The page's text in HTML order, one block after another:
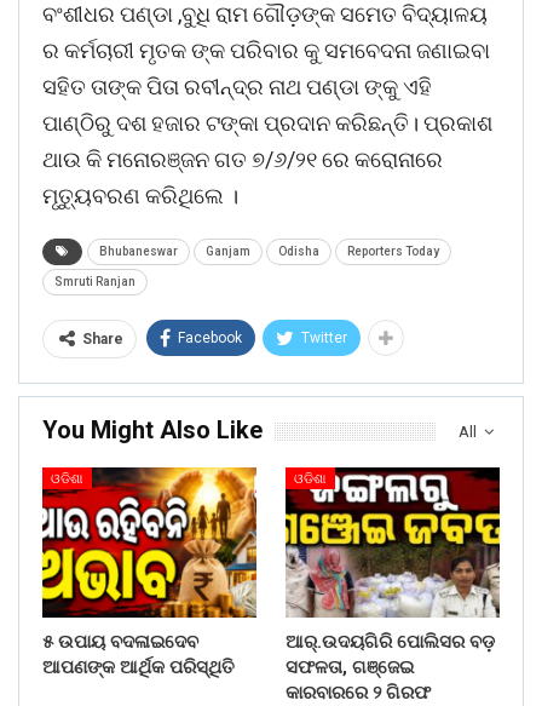
ବଂଶୀଧର ପଣ୍ଡା ,ବୁଧି ରାମ ଗୌଡ଼ଙ୍କ ସମେତ ବିଦ୍ୟାଳୟ
ର କର୍ମଚାରୀ ମୃତକ ଙ୍କ ପରିବାର କୁ ସମବେଦନା ଜଣାଇବା
ସହିତ ତାଙ୍କ ପିତା ରବୀନ୍ଦ୍ର ନାଥ ପଣ୍ଡା ଙ୍କୁ ଏହି
ପାଣ୍ଠିରୁ ଦଶ ହଜାର ଟଙ୍କା ପ୍ରଦାନ କରିଛନ୍ତି। ପ୍ରକାଶ
ଥାଉ କି ମନୋରଞ୍ଜନ ଗତ ୭/୬/୨୧ ରେ କରୋନାରେ
ମୃତ୍ୟୁବରଣ କରିଥିଲେ ।
Bhubaneswar Ganjam Odisha Reporters Today
Smruti Ranjan
Share Facebook Twitter
All
You Might Also Like
ଓଡିଶା
୫ ଉପାୟ ବଦଳାଇଦେବ
ଆପଣଙ୍କ ଆର୍ଥିକ ପରିସ୍ଥିତି
ଓଡିଶା
ଆର୍.ଉଦୟଗିରି ପୋଲିସର ବଡ଼
ସଫଳତା, ଗଞ୍ଜେଇ
କାରବାରରେ ୨ ଗିରଫ